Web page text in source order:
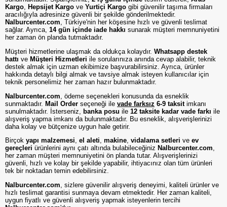
Kargo, Hepsijet Kargo ve Yurtiçi Kargo gibi güvenilir taşıma firmaları
aracılığıyla adresinize güvenli bir şekilde gönderilmektedir.
Nalburcenter.com, Türkiye'nin her köşesine hızlı ve güvenli teslimat
sağlar. Ayrıca, 14 gün içinde iade hakkı sunarak müşteri memnuniyetini
her zaman ön planda tutmaktadır.
Müşteri hizmetlerine ulaşmak da oldukça kolaydır. Whatsapp destek
hattı ve Müşteri Hizmetleri ile sorularınıza anında cevap alabilir, teknik
destek almak için uzman ekibimize başvurabilirsiniz. Ayrıca, ürünler
hakkında detaylı bilgi almak ve tavsiye almak isteyen kullanıcılar için
teknik personelimiz her zaman hazır bulunmaktadır.
Nalburcenter.com , ödeme seçenekleri konusunda da esneklik
sunmaktadır. Mail Order seçeneği ile vade farksız 6-9 taksitimkanı
sunulmaktadır. İsterseniz, banka posu ile 12 taksite kadar vade farkı ile
alışveriş yapma imkanı da bulunmaktadır. Bu esneklik, alışverişlerinizi
daha kolay ve bütçenize uygun hale getirir.
Birçok yapı malzemesi, el aleti, makine, vidalama setleri ve ev
gereçleri ürünlerini aynı çatı altında bulabileceğiniz Nalburcenter.com,
her zaman müşteri memnuniyetini ön planda tutar. Alışverişlerinizi
güvenli, hızlı ve kolay bir şekilde yapabilir, ihtiyacınız olan tüm ürünleri
tek bir noktadan temin edebilirsiniz.
Nalburcenter.com, sizlere güvenilir alışveriş deneyimi, kaliteli ürünler ve
hızlı teslimat garantisi sunmaya devam etmektedir. Her zaman kaliteli,
uygun fiyatlı ve güvenli alışveriş yapmak isteyenlerin tercihi